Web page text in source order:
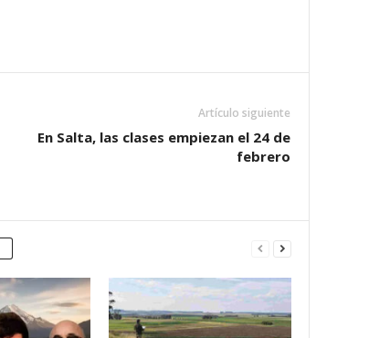
Artículo siguiente
En Salta, las clases empiezan el 24 de
febrero